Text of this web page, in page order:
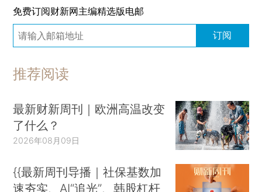
免费订阅财新网主编精选版电邮
订阅
推荐阅读
最新财新周刊｜欧洲高温改变
了什么？
2026年08月09日
{{最新周刊导播｜社保基数加
速夯实、AI“追光”、韩股杠杆